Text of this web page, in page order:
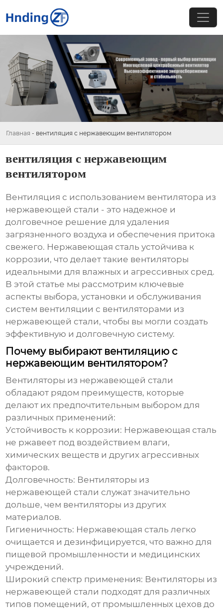
Главная - вентиляция с нержавеющим вентилятором
вентиляция с нержавеющим
вентилятором
Вентиляция с использованием вентилятора из
нержавеющей стали - это надежное и
долговечное решение для удаления
загрязненного воздуха и обеспечения притока
свежего. Нержавеющая сталь устойчива к
коррозии, что делает такие вентиляторы
идеальными для влажных и агрессивных сред.
В этой статье мы рассмотрим ключевые
аспекты выбора, установки и обслуживания
систем вентиляции с вентиляторами из
нержавеющей стали, чтобы вы могли создать
эффективную и долговечную систему.
Почему выбирают вентиляцию с
нержавеющим вентилятором?
Вентиляторы из нержавеющей стали
обладают рядом преимуществ, которые
делают их предпочтительным выбором для
различных применений:
Устойчивость к коррозии: Нержавеющая сталь
не ржавеет под воздействием влаги,
химических веществ и других агрессивных
факторов.
Долговечность: Вентиляторы из
нержавеющей стали служат значительно
дольше, чем вентиляторы из других
материалов.
Гигиеничность: Нержавеющая сталь легко
очищается и дезинфицируется, что важно для
пищевой промышленности и медицинских
учреждений.
Широкий спектр применения: Вентиляторы из
нержавеющей стали подходят для различных
типов помещений, от промышленных цехов до